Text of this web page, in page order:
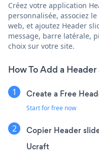
Créez votre application
personnalisée, associez
web, et ajoutez Header
message, barre latérale,
choix sur votre site.
How To Add a
Create a Free
Start for free now
Copier Header
Ucraft